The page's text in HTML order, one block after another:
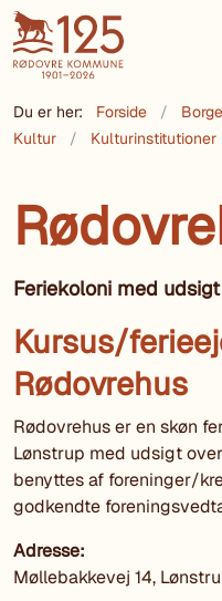
Du er her: Forside
Kultur
Kulturinstitutioner
Feriekoloni med
Kursus/
Rødovrehus
Rødovrehus er en skøn
Lønstrup med udsigt
benyttes af foreninger/
godkendte
Adresse:
Møllebakkevej 14,